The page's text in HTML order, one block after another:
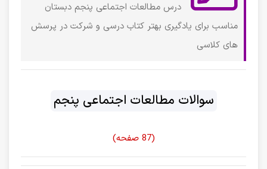
درس مطالعات اجتماعی پنجم دبستان
مناسب برای یادگیری بهتر کتاب درسی و شرکت در پرسش
های کلاسی
سوالات مطالعات اجتماعی پنجم
(87 صفحه)